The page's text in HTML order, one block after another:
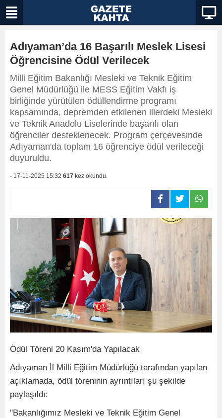
Adıyaman’da 16 Başarılı Meslek Lisesi
Öğrencisine Ödül Verilecek
Milli Eğitim Bakanlığı Mesleki ve Teknik Eğitim
Genel Müdürlüğü ile MESS Eğitim Vakfı iş
birliğinde yürütülen ödüllendirme programı
kapsamında, depremden etkilenen illerdeki Mesleki
ve Teknik Anadolu Liselerinde başarılı olan
öğrenciler desteklenecek. Program çerçevesinde
Adıyaman'da toplam 16 öğrenciye ödül verileceği
duyuruldu.
- 17-11-2025 15:32 617 kez okundu.
Ödül Töreni 20 Kasım'da Yapılacak
Adıyaman İl Milli Eğitim Müdürlüğü tarafından yapılan
açıklamada, ödül töreninin ayrıntıları şu şekilde
paylaşıldı:
"Bakanlığımız Mesleki ve Teknik Eğitim Genel